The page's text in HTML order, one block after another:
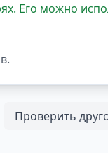
Его можно
Проверить